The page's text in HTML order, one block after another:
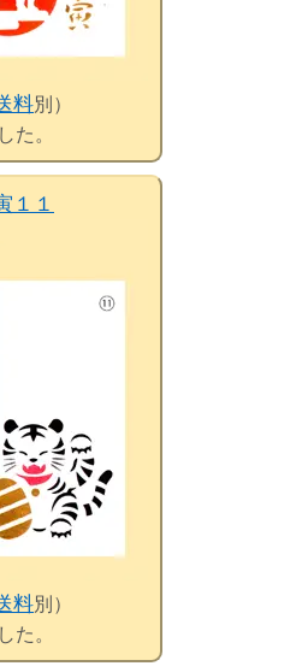
料別）
た。
１１
料別）
た。